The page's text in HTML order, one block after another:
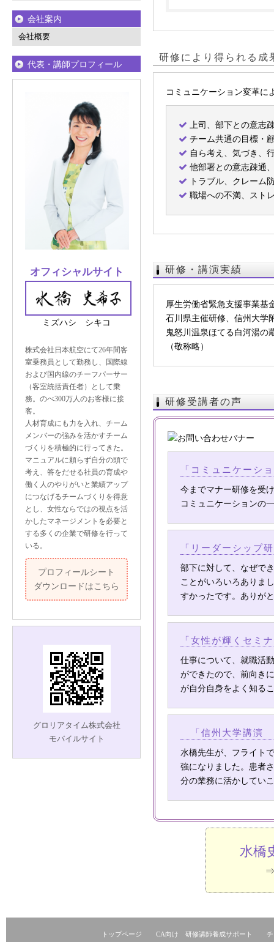
研修により得られる成
コミュニケーション変革に
上司、部下との意志
チーム共通の目標・
自ら考え、気づき、
他部署との意志疎通
トラブル、クレーム
職場への不満、スト
研修・講演実績
厚生労働省緊急支援事業基
石川県主催研修、信州大学
鬼怒川温泉ほてる白河湯の
（敬称略）
研修受講者の声
「コミュニケー
今までマナー研修を受
コミュニケーションの
「リーダーシッ
部下に対して、なぜで
ことがいろいろありま
すかったです。ありが
「女性が輝くセミ
仕事について、就職活
ができたので、前向き
が自分自身をよく知る
「信州大学講演
水橋先生が、フライト
強になりました。患者
分の業務に活かしてい
水橋
⇒
会社案内
会社概要
代表・講師プロフィール
オフィシャルサイト
ミズハシ シキコ
株式会社日本航空にて26年間客
室乗務員として勤務し、国際線
および国内線のチーフパーサー
（客室統括責任者）として乗
務。のべ300万人のお客様に接
客。
人材育成にも力を入れ、チーム
メンバーの強みを活かすチーム
づくりを積極的に行ってきた。
マニュアルに頼らず自分の頭で
考え、答をだせる社員の育成や
働く人のやりがいと業績アップ
につなげるチームづくりを得意
とし、女性ならではの視点を活
かしたマネージメントを必要と
する多くの企業で研修を行って
いる。
プロフィールシート
ダウンロードはこちら
グロリアタイム株式会社
モバイルサイト
トップページ CA向け 研修講師養成サポート